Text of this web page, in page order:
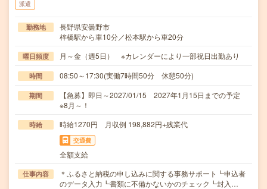
派遣
勤務地
長野県安曇野市
梓橋駅から車10分／松本駅から車20分
曜日頻度 月～金（週5日） ※カレンダーにより一部祝日出勤あり
時間 08:50～17:30(実働7時間50分 休憩50分)
期間
【急募】即日～2027/01/15 2027年1月15日までの予定
※8月～！
時給 時給1270円 月収例 198,882円+残業代
交通費
全額支給
仕事内容
＊ふるさと納税の申し込みに関する事務サポート┗申込者
のデータ入力┗書類に不備かないかのチェック┗封入…